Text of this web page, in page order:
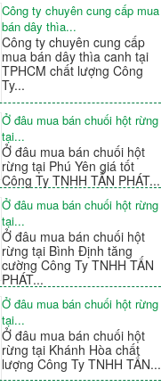
Công ty chuyên cung cấp mua
bán dây thìa...
Công ty chuyên cung cấp
mua bán dây thìa canh tại
TPHCM chất lượng Công
Ty...
Ở đâu mua bán chuối hột rừng
tại...
Ở đâu mua bán chuối hột
rừng tại Phú Yên giá tốt
Công Ty TNHH TẤN PHÁT...
Ở đâu mua bán chuối hột rừng
tại...
Ở đâu mua bán chuối hột
rừng tại Bình Định tăng
cường Công Ty TNHH TẤN
PHÁT...
Ở đâu mua bán chuối hột rừng
tại...
Ở đâu mua bán chuối hột
rừng tại Khánh Hòa chất
lượng Công Ty TNHH TẤN...